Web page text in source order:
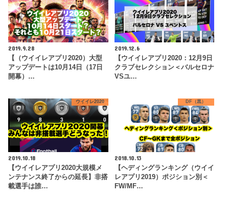
2019.9.28
【（ウイイレアプリ2020）大型
アップデートは10月14日（17日
開幕）…
2019.12.6
【ウイイレアプリ2020：12月9日
クラブセレクション＜バルセロナ
VSユ…
ウイイレ2020
2019.10.18
【ウイイレアプリ2020大規模メ
ンテナンス終了からの延長】非搭
載選手は誰…
DF（黒）
2018.10.13
【ヘディングランキング（ウイイ
レアプリ2019）ポジション別＜
FW/MF…